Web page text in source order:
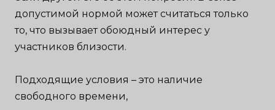
допустимой нормой может считаться только
то, что вызывает обоюдный интерес у
участников близости.
Подходящие условия – это наличие
свободного времени,